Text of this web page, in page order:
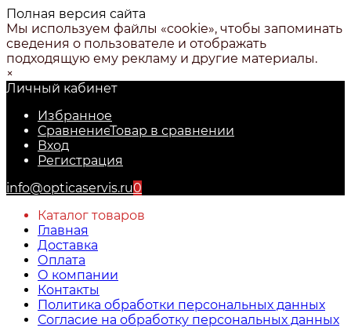
Полная версия сайта
Мы используем файлы «cookie», чтобы запоминать
сведения о пользователе и отображать
подходящую ему рекламу и другие материалы.
×
Личный кабинет
Избранное
СравнениеТовар в сравнении
Вход
Регистрация
info@opticaservis.ru0
Каталог товаров
Главная
Доставка
Оплата
О компании
Контакты
Политика обработки персональных данных
Согласие на обработку персональных данных